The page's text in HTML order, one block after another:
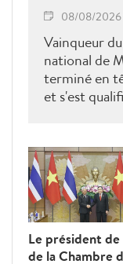
08/08/2026
Vainqueur
national de
terminé en
et s'est
groupe B.
Le président
de la Chambre